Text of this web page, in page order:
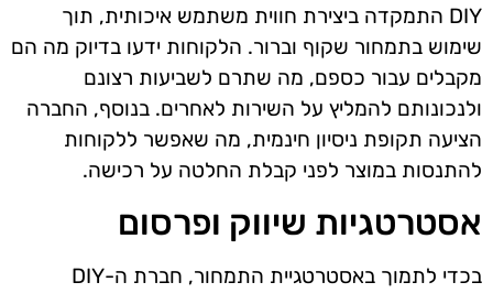
DIY התמקדה ביצירת חווית משתמש איכותית, תוך
שימוש בתמחור שקוף וברור. הלקוחות ידעו בדיוק מה הם
מקבלים עבור כספם, מה שתרם לשביעות רצונם
ולנכונותם להמליץ על השירות לאחרים. בנוסף, החברה
הציעה תקופת ניסיון חינמית, מה שאפשר ללקוחות
להתנסות במוצר לפני קבלת החלטה על רכישה.
אסטרטגיות שיווק ופרסום
בכדי לתמוך באסטרטגיית התמחור, חברת ה-DIY